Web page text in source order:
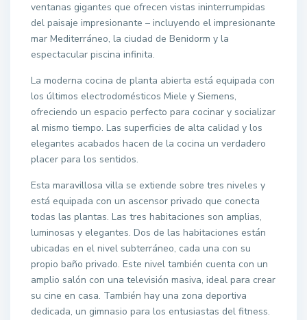
ventanas gigantes que ofrecen vistas ininterrumpidas
del paisaje impresionante – incluyendo el impresionante
mar Mediterráneo, la ciudad de Benidorm y la
espectacular piscina infinita.
La moderna cocina de planta abierta está equipada con
los últimos electrodomésticos Miele y Siemens,
ofreciendo un espacio perfecto para cocinar y socializar
al mismo tiempo. Las superficies de alta calidad y los
elegantes acabados hacen de la cocina un verdadero
placer para los sentidos.
Esta maravillosa villa se extiende sobre tres niveles y
está equipada con un ascensor privado que conecta
todas las plantas. Las tres habitaciones son amplias,
luminosas y elegantes. Dos de las habitaciones están
ubicadas en el nivel subterráneo, cada una con su
propio baño privado. Este nivel también cuenta con un
amplio salón con una televisión masiva, ideal para crear
su cine en casa. También hay una zona deportiva
dedicada, un gimnasio para los entusiastas del fitness.